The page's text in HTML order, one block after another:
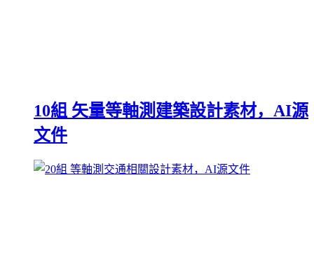
10組 矢量等軸測建築設計素材，AI源
文件